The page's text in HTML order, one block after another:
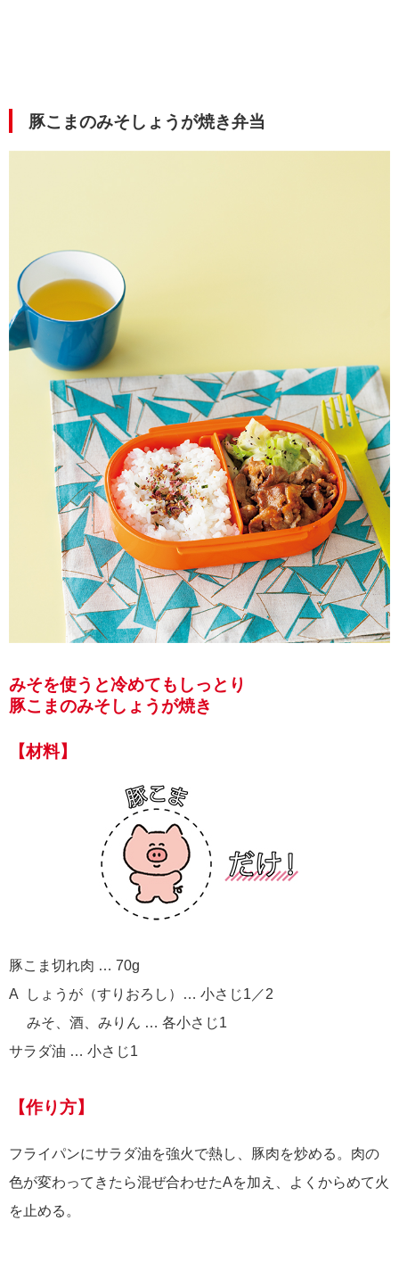
豚こまのみそしょうが焼き弁当
みそを使うと冷めてもしっとり
豚こまのみそしょうが焼き
【材料】
豚こま切れ肉 … 70g
A しょうが（すりおろし）… 小さじ1／2
みそ、酒、みりん … 各小さじ1
サラダ油 … 小さじ1
【作り方】
フライパンにサラダ油を強火で熱し、豚肉を炒める。肉の
色が変わってきたら混ぜ合わせたAを加え、よくからめて火
を止める。